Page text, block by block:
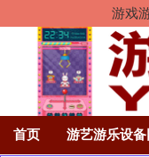
游戏
首页 游艺游乐设